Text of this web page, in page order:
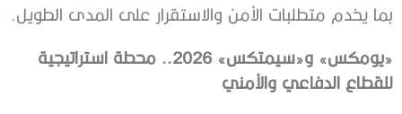
بما يخدم متطلبات الأمن والاستقرار على المدى الطويل.
«يومكس» و«سيمتكس» 2026.. محطة استراتيجية
للقطاع الدفاعي والأمني